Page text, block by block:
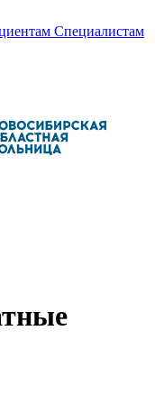
Специалистам